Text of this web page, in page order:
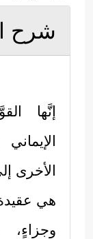
شرح
إنَّها
الأخرى
هي